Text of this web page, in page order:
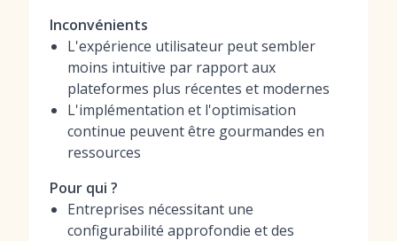
Inconvénients
L'expérience utilisateur peut sembler
moins intuitive par rapport aux
plateformes plus récentes et modernes
L'implémentation et l'optimisation
continue peuvent être gourmandes en
ressources
Pour qui ?
Entreprises nécessitant une
configurabilité approfondie et des